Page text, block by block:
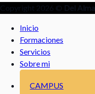
Copyright 2026 © Del Alma
Inicio
Formaciones
Servicios
Sobre mi
CAMPUS